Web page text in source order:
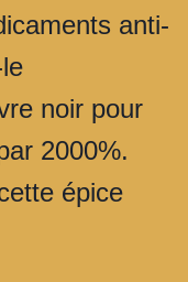
anti-
noir pour
2000%.
épice